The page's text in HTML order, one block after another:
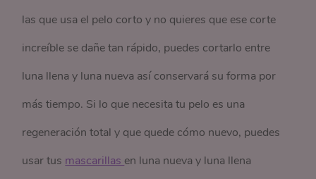
las que usa el pelo corto y no quieres que ese corte
increíble se dañe tan rápido, puedes cortarlo entre
luna llena y luna nueva así conservará su forma por
más tiempo. Si lo que necesita tu pelo es una
regeneración total y que quede cómo nuevo, puedes
usar tus mascarillas en luna nueva y luna llena